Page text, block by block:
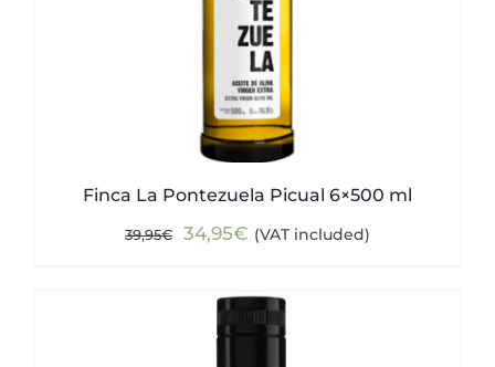
Finca La Pontezuela Picual 6×500 ml
39,95€
Original
was:
39,95€.
34,95€ Current
is:
34,95€.
(VAT included)